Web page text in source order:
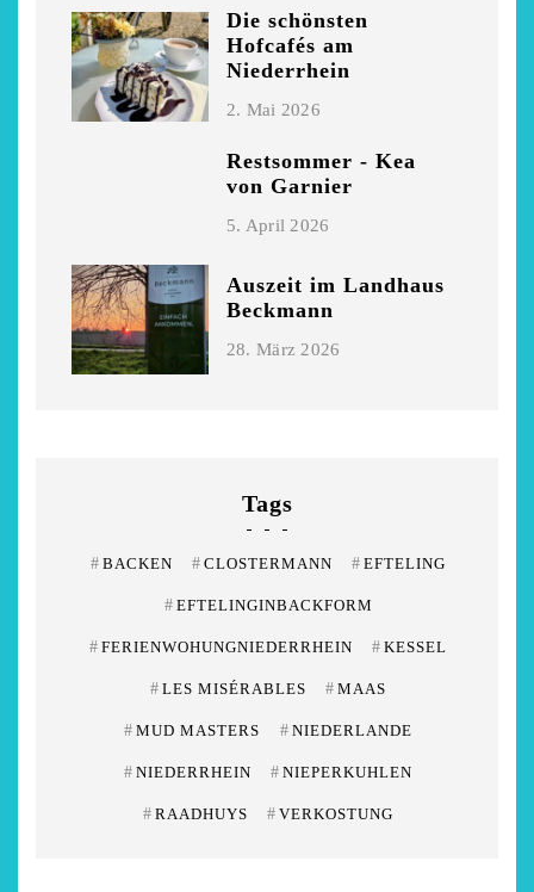
Die schönsten
Hofcafés am
Niederrhein
2. Mai 2026
Restsommer - Kea
von Garnier
5. April 2026
Auszeit im Landhaus
Beckmann
28. März 2026
Tags
# BACKEN # CLOSTERMANN # EFTELING
# EFTELINGINBACKFORM
# FERIENWOHUNGNIEDERRHEIN # KESSEL
# LES MISÉRABLES # MAAS
# MUD MASTERS # NIEDERLANDE
# NIEDERRHEIN # NIEPERKUHLEN
# RAADHUYS # VERKOSTUNG